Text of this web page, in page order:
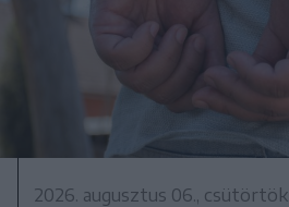
2026. augusztus 06., csütörtök